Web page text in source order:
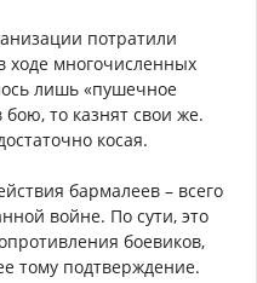
потратили
ходе многочисленных
лишь «пушечное
то казнят свои же.
косая.
бармалеев – всего
войне. По сути, это
боевиков,
тому подтверждение.